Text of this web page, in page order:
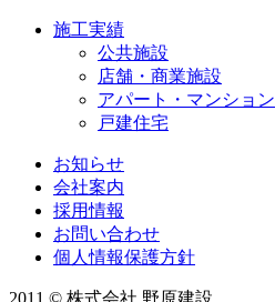
施工実績
公共施設
店舗・商業施設
アパート・マンション
戸建住宅
お知らせ
会社案内
採用情報
お問い合わせ
個人情報保護方針